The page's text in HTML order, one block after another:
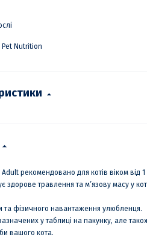
Pet Nutrition
Adult рекомендовано для котів віком від 1
здорове травлення та м’язову масу у
та фізичного навантаження улюбленця.
у таблиці на пакунку, але
вашого кота.